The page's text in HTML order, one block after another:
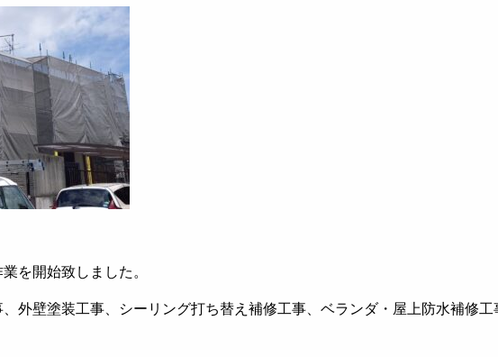
を開始致しました。
外壁塗装工事、シーリング打ち替え補修工事、ベランダ・屋上防水補修工